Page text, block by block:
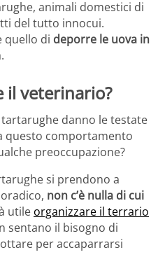
animali domestici di
del tutto innocui.
quello di deporre le uova in
il veterinario?
danno le testate
questo comportamento
preoccupazione?
si prendono a
non c’è nulla di cui
utile organizzare il terrario
sentano il bisogno di
per accaparrarsi